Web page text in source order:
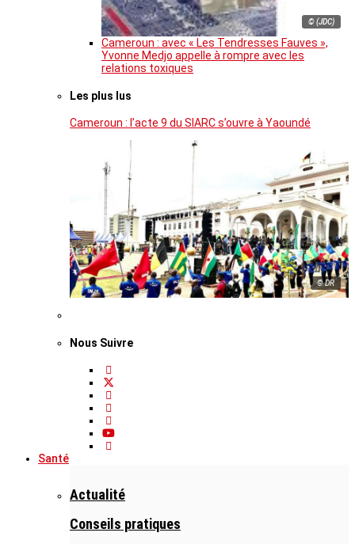
© (JDC)
Cameroun : avec « Les Tendresses Fauves »,
Yvonne Medjo appelle à rompre avec les
relations toxiques
Les plus lus
Cameroun : l’acte 9 du SIARC s’ouvre à Yaoundé
© DR
Nous Suivre
Santé
Actualité
Conseils pratiques